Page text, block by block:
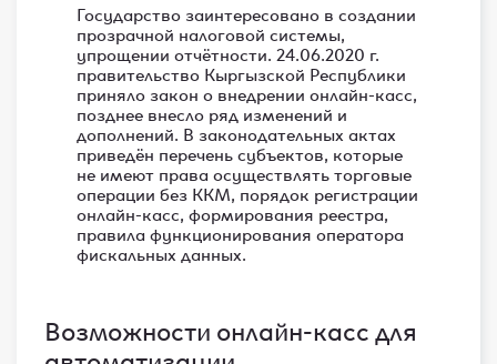
Государство заинтересовано в создании
прозрачной налоговой системы,
упрощении отчётности. 24.06.2020 г.
правительство Кыргызской Республики
приняло закон о внедрении онлайн-касс,
позднее внесло ряд изменений и
дополнений. В законодательных актах
приведён перечень субъектов, которые
не имеют права осуществлять торговые
операции без ККМ, порядок регистрации
онлайн-касс, формирования реестра,
правила функционирования оператора
фискальных данных.
Возможности онлайн-касс для